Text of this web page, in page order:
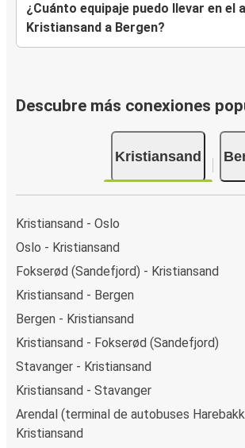
¿Cuánto equipaje puedo llevar en el
Kristiansand a Bergen?
Descubre más conexiones
Kristiansand
Kristiansand - Oslo
Oslo - Kristiansand
Fokserød (Sandefjord) - Kristiansand
Kristiansand - Bergen
Bergen - Kristiansand
Kristiansand - Fokserød (Sandefjord)
Stavanger - Kristiansand
Kristiansand - Stavanger
Arendal (terminal de autobuses
Kristiansand